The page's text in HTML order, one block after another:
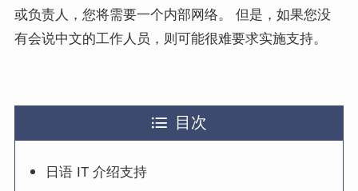
或负责人，您将需要一个内部网络。 但是，如果您没
有会说中文的工作人员，则可能很难要求实施支持。
目次
日语 IT 介绍支持